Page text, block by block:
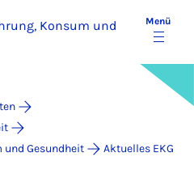
Konsum und
Menü
Gesundheit
Aktuelles EKG